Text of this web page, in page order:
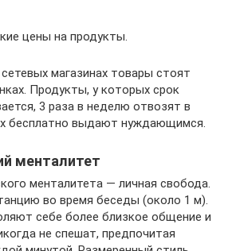
цены на продукты.
магазинах товары стоят
Продукты, у которых срок
3 раза в неделю отвозят в
бесплатно выдают нуждающимся.
менталитет
менталитета — личная свобода.
во время беседы (около 1 м).
себе более близкое общение и
не спешат, предпочитая